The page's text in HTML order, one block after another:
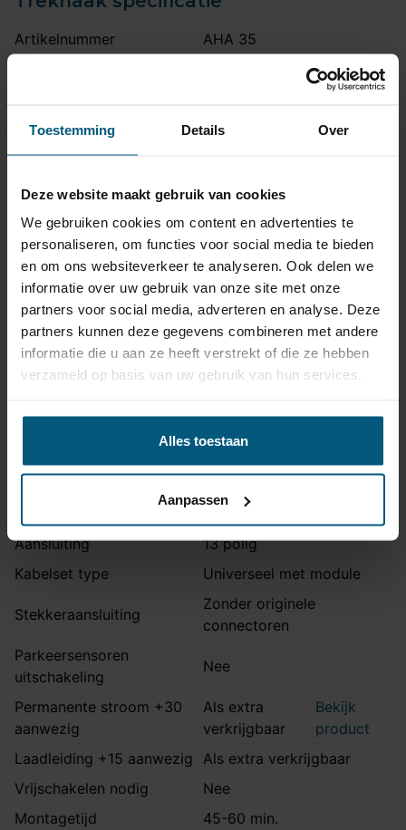
Toestemming Details Over
Deze website maakt gebruik van cookies
We gebruiken cookies om content en advertenties te
personaliseren, om functies voor social media te bieden
en om ons websiteverkeer te analyseren. Ook delen we
informatie over uw gebruik van onze site met onze
partners voor social media, adverteren en analyse. Deze
partners kunnen deze gegevens combineren met andere
informatie die u aan ze heeft verstrekt of die ze hebben
verzameld op basis van uw gebruik van hun services.
Alles toestaan
Aanpassen
Artikelnummer
AHA 35
twee bouten.
Maximaal trekgewicht
Bumperuitsnede
Ja
Uitsnede zichtbaar
Nee
1 uur 30 minuten
Ook voor fietsendrager
Ja
Opmerking
Ook Quattro en S4
modellen
Montage handleiding
AHA 35
Kabelset specificatie
Aansluiting
13 polig
Kabelset type
Universeel met module
Stekkeraansluiting
Zonder originele
connectoren
Parkeersensoren
uitschakeling
Nee
Permanente stroom +30
aanwezig
Als extra
verkrijgbaar
Bekijk
product
Laadleiding +15 aanwezig Als extra verkrijgbaar
Vrijschakelen nodig
Nee
Montagetijd
45-60 min.